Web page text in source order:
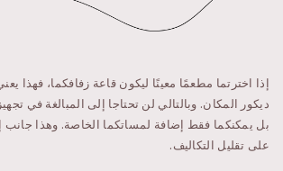
إذا اخترتما مطعمًا معينًا ليكون قاعة زفافكما، فهذا
ديكور المكان. وبالتالي لن تحتاجا إلى المبالغة في
بل يمكنكما فقط إضافة لمساتكما الخاصة. وهذا جانب
على تقليل التكاليف.